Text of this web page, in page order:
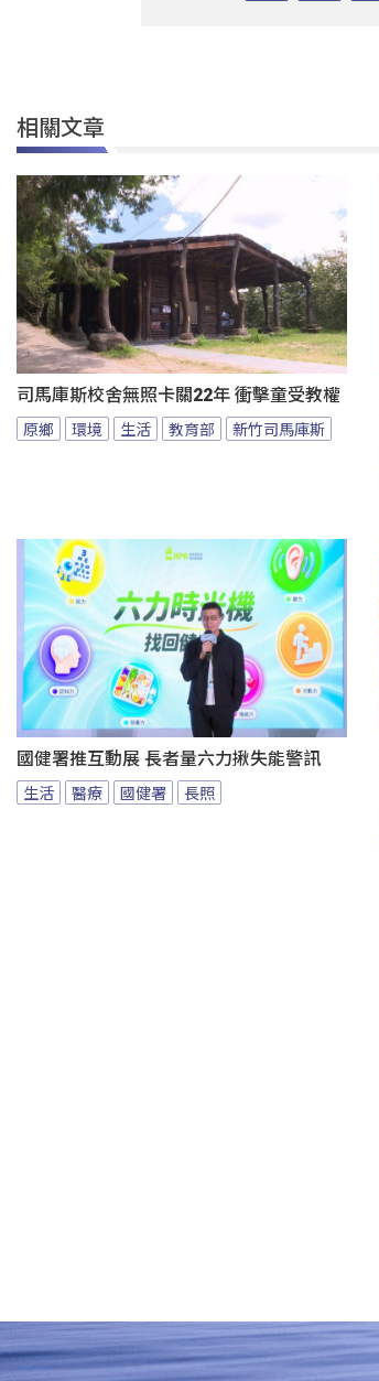
相關文章
司馬庫斯校舍無照卡關22年 衝擊童受教權
原鄉 環境 生活 教育部 新竹司馬庫斯
國健署推互動展 長者量六力揪失能警訊
生活 醫療 國健署 長照